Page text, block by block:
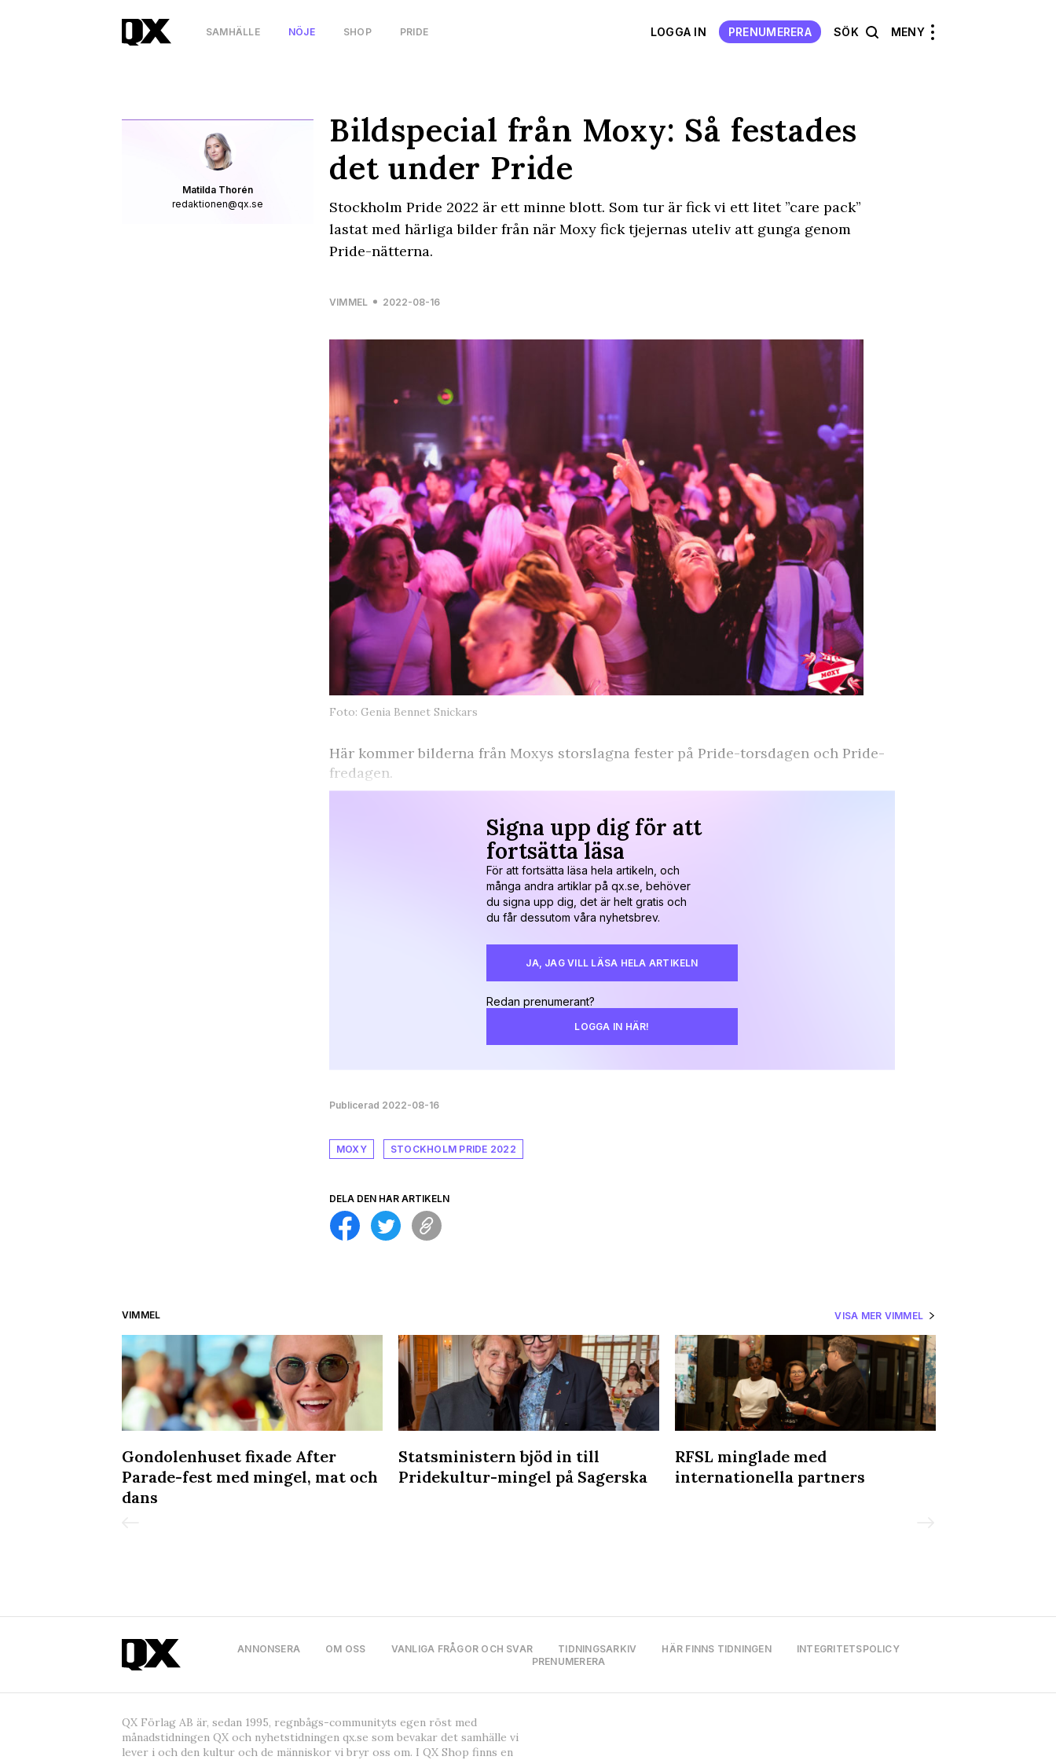
SAMHÄLLE NÖJE SHOP PRIDE LOGGA IN PRENUMERERA SÖK MENY
Matilda Thorén
redaktionen@qx.se
Bildspecial från Moxy: Så festades
det under Pride
Stockholm Pride 2022 är ett minne blott. Som tur är fick vi ett litet ”care pack”
lastat med härliga bilder från när Moxy fick tjejernas uteliv att gunga genom
Pride-nätterna.
VIMMEL 2022-08-16
Foto: Genia Bennet Snickars
Här kommer bilderna från Moxys storslagna fester på Pride-torsdagen och Pride-
fredagen.
Signa upp dig för att
fortsätta läsa
För att fortsätta läsa hela artikeln, och
många andra artiklar på qx.se, behöver
du signa upp dig, det är helt gratis och
du får dessutom våra nyhetsbrev.
JA, JAG VILL LÄSA HELA ARTIKELN
Redan prenumerant?
LOGGA IN HÄR!
Publicerad 2022-08-16
MOXY STOCKHOLM PRIDE 2022
DELA DEN HÄR ARTIKELN
VIMMEL VISA MER VIMMEL
Gondolenhuset fixade After
Parade-fest med mingel, mat och
dans
Statsministern bjöd in till
Pridekultur-mingel på Sagerska
RFSL minglade med
internationella partners
ANNONSERA OM OSS VANLIGA FRÅGOR OCH SVAR TIDNINGSARKIV HÄR FINNS TIDNINGEN
INTEGRITETSPOLICY
PRENUMERERA
QX Förlag AB är, sedan 1995, regnbågs-communityts egen röst med
månadstidningen QX och nyhetstidningen qx.se som bevakar det samhälle vi
lever i och den kultur och de människor vi bryr oss om. I QX Shop finns en